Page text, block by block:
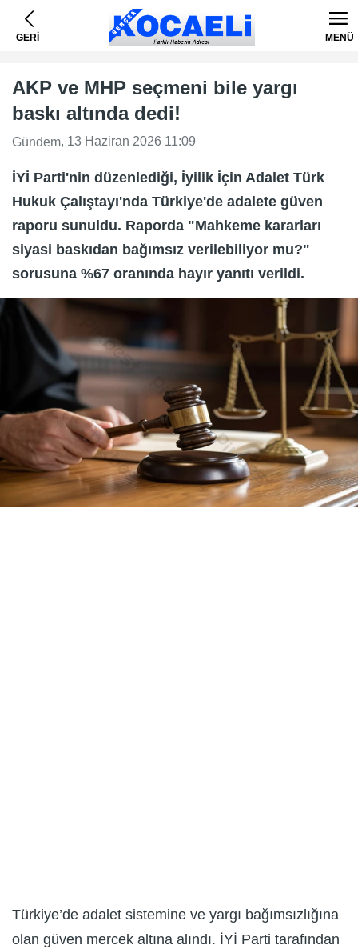
GERİ MENÜ
AKP ve MHP seçmeni bile yargı
baskı altında dedi!
Gündem, 13 Haziran 2026 11:09
İYİ Parti'nin düzenlediği, İyilik İçin Adalet Türk
Hukuk Çalıştayı'nda Türkiye'de adalete güven
raporu sunuldu. Raporda "Mahkeme kararları
siyasi baskıdan bağımsız verilebiliyor mu?"
sorusuna %67 oranında hayır yanıtı verildi.
Türkiye’de adalet sistemine ve yargı bağımsızlığına
olan güven mercek altına alındı. İYİ Parti tarafından